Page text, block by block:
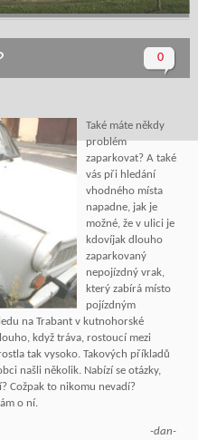
0
Také máte někdy
problém
zaparkovat? A také
vás při hledání
vhodného místa
napadne, jak je
možné, že v ulici je
kdovíjak dlouho
zaparkovaný
nepojízdný vrak,
který zabírá místo
pojízdným
na Trabant v kutnohorské
když tráva, rostoucí mezi
tak vysoko. Takových příkladů
našli několik. Nabízí se otázky,
Cožpak to nikomu nevadí?
o ní.
-dan-